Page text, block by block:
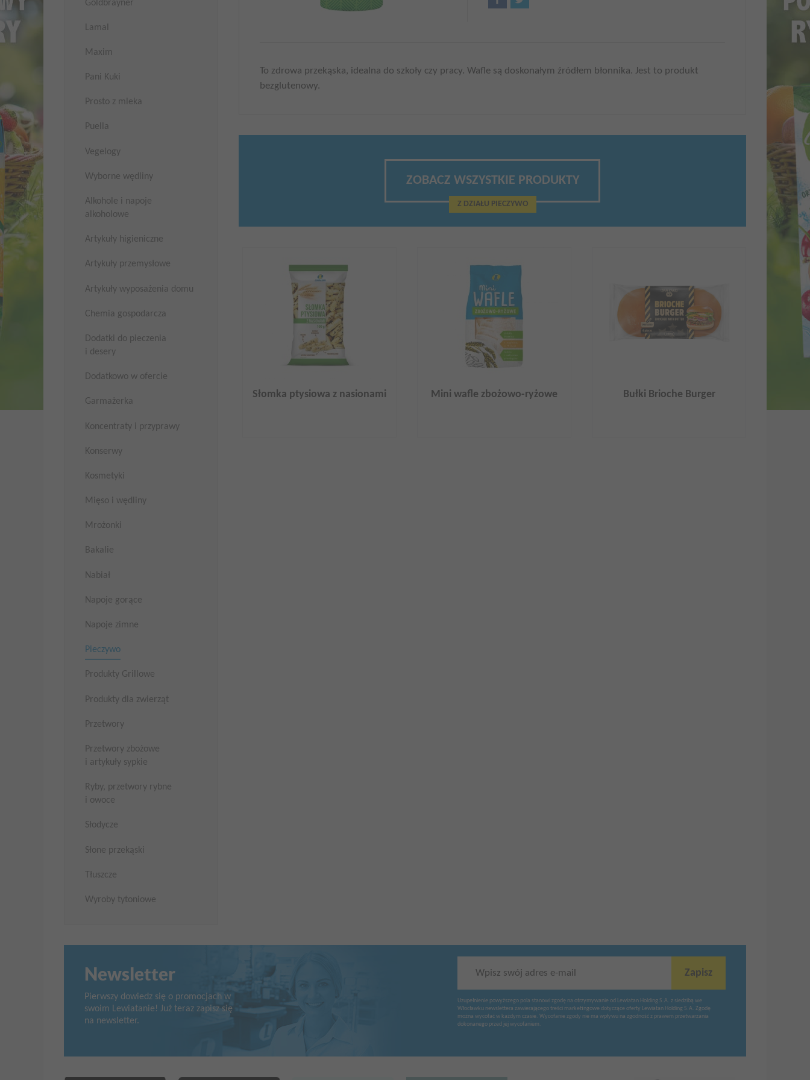
Goldbrayner
Lamal
Maxim
Pani Kuki
Prosto z mleka
Puella
Vegelogy
Wyborne wędliny
Alkohole i napoje
alkoholowe
Artykuły higieniczne
Artykuły przemysłowe
Artykuły wyposażenia domu
Chemia gospodarcza
Dodatki do pieczenia
i desery
Dodatkowo w ofercie
Garmażerka
Koncentraty i przyprawy
Konserwy
Kosmetyki
Mięso i wędliny
Mrożonki
Bakalie
Nabiał
Napoje gorące
Napoje zimne
Pieczywo
Produkty Grillowe
Produkty dla zwierząt
Przetwory
Przetwory zbożowe
i artykuły sypkie
Ryby, przetwory rybne
i owoce
Słodycze
Słone przekąski
Tłuszcze
Wyroby tytoniowe
To zdrowa przekąska, idealna do szkoły czy pracy. Wafle są doskonałym źródłem błonnika. Jest to produkt
bezglutenowy.
ZOBACZ WSZYSTKIE PRODUKTY
Z DZIAŁU PIECZYWO
Słomka ptysiowa z nasionami Mini wafle zbożowo-ryżowe Bułki Brioche Burger
Newsletter
Pierwszy dowiedz się o promocjach w
swoim Lewiatanie! Już teraz zapisz się
na newsletter.
Wpisz swój adres e-mail Zapisz
Uzupełnienie powyższego pola stanowi zgodę na otrzymywanie od Lewiatan Holding S.A. z siedzibą we
Włocławku newslettera zawierającego treści marketingowe dotyczące oferty Lewiatan Holding S.A. Zgodę
można wycofać w każdym czasie. Wycofanie zgody nie ma wpływu na zgodność z prawem przetwarzania
dokonanego przed jej wycofaniem.